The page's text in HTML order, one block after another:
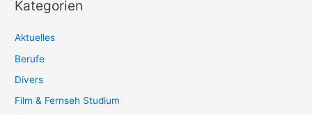
Kategorien
Aktuelles
Berufe
Divers
Film & Fernseh Studium